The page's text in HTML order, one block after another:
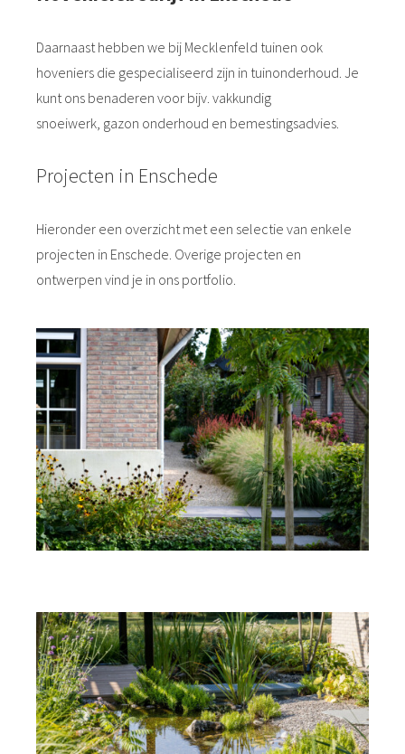
Daarnaast hebben we bij Mecklenfeld tuinen ook
hoveniers die gespecialiseerd zijn in tuinonderhoud. Je
kunt ons benaderen voor bijv. vakkundig
snoeiwerk, gazon onderhoud en bemestingsadvies.
Projecten in Enschede
Hieronder een overzicht met een selectie van enkele
projecten in Enschede. Overige projecten en
ontwerpen vind je in ons portfolio.